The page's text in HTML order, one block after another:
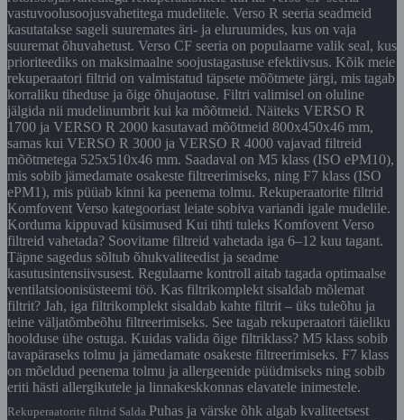
vastuvoolusoojusvahetitega mudelitele. Verso R seeria seadmeid
kasutatakse sageli suuremates äri- ja eluruumides, kus on vaja
suuremat õhuvahetust. Verso CF seeria on populaarne valik seal, kus
prioriteediks on maksimaalne soojustagastuse efektiivsus. Kõik meie
rekuperaatori filtrid on valmistatud täpsete mõõtmete järgi, mis tagab
korraliku tiheduse ja õige õhujaotuse. Filtri valimisel on oluline
jälgida nii mudelinumbrit kui ka mõõtmeid. Näiteks VERSO R
1700 ja VERSO R 2000 kasutavad mõõtmeid 800x450x46 mm,
samas kui VERSO R 3000 ja VERSO R 4000 vajavad filtreid
mõõtmetega 525x510x46 mm. Saadaval on M5 klass (ISO ePM10),
mis sobib jämedamate osakeste filtreerimiseks, ning F7 klass (ISO
ePM1), mis püüab kinni ka peenema tolmu. Rekuperaatorite filtrid
Komfovent Verso kategooriast leiate sobiva variandi igale mudelile.
Korduma kippuvad küsimused Kui tihti tuleks Komfovent Verso
filtreid vahetada? Soovitame filtreid vahetada iga 6–12 kuu tagant.
Täpne sagedus sõltub õhukvaliteedist ja seadme
kasutusintensiivsusest. Regulaarne kontroll aitab tagada optimaalse
ventilatsioonisüsteemi töö. Kas filtrikomplekt sisaldab mõlemat
filtrit? Jah, iga filtrikomplekt sisaldab kahte filtrit – üks tuleõhu ja
teine väljatõmbeõhu filtreerimiseks. See tagab rekuperaatori täieliku
hoolduse ühe ostuga. Kuidas valida õige filtriklass? M5 klass sobib
tavapäraseks tolmu ja jämedamate osakeste filtreerimiseks. F7 klass
on mõeldud peenema tolmu ja allergeenide püüdmiseks ning sobib
eriti hästi allergikutele ja linnakeskkonnas elavatele inimestele.
Rekuperaatorite filtrid Salda Puhas ja värske õhk algab kvaliteetsest